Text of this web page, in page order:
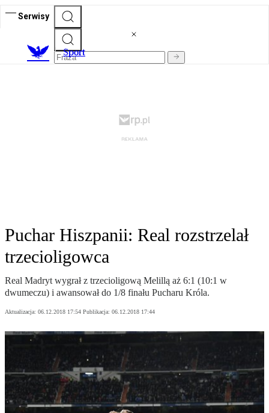
Serwisy
Sport
Puchar Hiszpanii: Real rozstrzelał
trzecioligowca
Real Madryt wygrał z trzecioligową Melillą aż 6:1 (10:1 w
dwumeczu) i awansował do 1/8 finału Pucharu Króla.
Aktualizacja: 06.12.2018 17:54 Publikacja: 06.12.2018 17:44